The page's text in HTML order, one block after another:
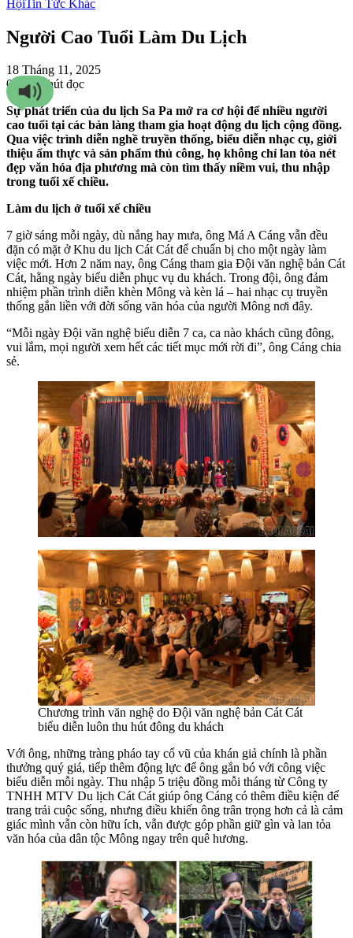
HộiTin Tức Khác
Người Cao Tuổi Làm Du Lịch
18 Tháng 11, 2025
0 914 phút đọc
Sự phát triển của du lịch Sa Pa mở ra cơ hội để nhiều người
cao tuổi tại các bản làng tham gia hoạt động du lịch cộng đồng.
Qua việc trình diễn nghề truyền thống, biểu diễn nhạc cụ, giới
thiệu ẩm thực và sản phẩm thủ công, họ không chỉ lan tỏa nét
đẹp văn hóa địa phương mà còn tìm thấy niềm vui, thu nhập
trong tuổi xế chiều.
Làm du lịch ở tuổi xế chiều
7 giờ sáng mỗi ngày, dù nắng hay mưa, ông Má A Cáng vẫn đều
đặn có mặt ở Khu du lịch Cát Cát để chuẩn bị cho một ngày làm
việc mới. Hơn 2 năm nay, ông Cáng tham gia Đội văn nghệ bản Cát
Cát, hằng ngày biểu diễn phục vụ du khách. Trong đội, ông đảm
nhiệm phần trình diễn khèn Mông và kèn lá – hai nhạc cụ truyền
thống gắn liền với đời sống văn hóa của người Mông nơi đây.
“Mỗi ngày Đội văn nghệ biểu diễn 7 ca, ca nào khách cũng đông,
vui lắm, mọi người xem hết các tiết mục mới rời đi”, ông Cáng chia
sẻ.
Chương trình văn nghệ do Đội văn nghệ bản Cát Cát
biểu diễn luôn thu hút đông du khách
Với ông, những tràng pháo tay cổ vũ của khán giả chính là phần
thưởng quý giá, tiếp thêm động lực để ông gắn bó với công việc
biểu diễn mỗi ngày. Thu nhập 5 triệu đồng mỗi tháng từ Công ty
TNHH MTV Du lịch Cát Cát giúp ông Cáng có thêm điều kiện để
trang trải cuộc sống, nhưng điều khiến ông trân trọng hơn cả là cảm
giác mình vẫn còn hữu ích, vẫn được góp phần giữ gìn và lan tỏa
văn hóa của dân tộc Mông ngay trên quê hương.